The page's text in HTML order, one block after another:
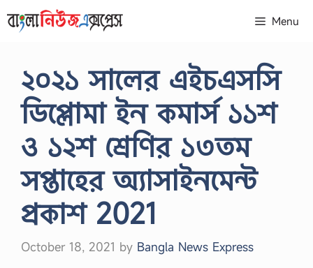
to
Menu
২০২১ সালের এইচএসসি
ডিপ্লোমা ইন কমার্স ১১শ
ও ১২শ শ্রেণির ১৩তম
সপ্তাহের অ্যাসাইনমেন্ট
প্রকাশ 2021
October 18, 2021 by Bangla News Express